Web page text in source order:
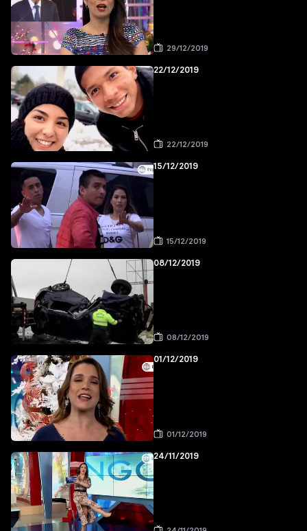
29/12/2019
22/12/2019
22/12/2019
15/12/2019
15/12/2019
08/12/2019
08/12/2019
01/12/2019
01/12/2019
24/11/2019